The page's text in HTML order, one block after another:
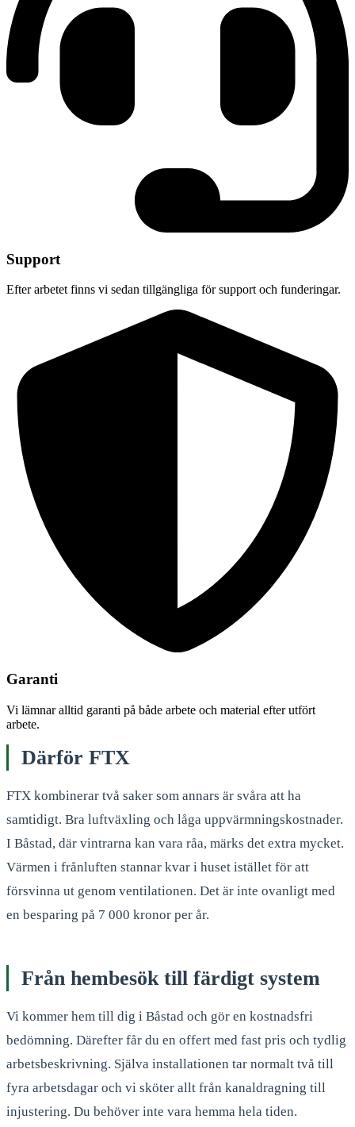
Support
Efter arbetet finns vi sedan tillgängliga för support och funderingar.
Garanti
Vi lämnar alltid garanti på både arbete och material efter utfört
arbete.
Därför FTX
FTX kombinerar två saker som annars är svåra att ha
samtidigt. Bra luftväxling och låga uppvärmningskostnader.
I Båstad, där vintrarna kan vara råa, märks det extra mycket.
Värmen i frånluften stannar kvar i huset istället för att
försvinna ut genom ventilationen. Det är inte ovanligt med
en besparing på 7 000 kronor per år.
Från hembesök till färdigt system
Vi kommer hem till dig i Båstad och gör en kostnadsfri
bedömning. Därefter får du en offert med fast pris och tydlig
arbetsbeskrivning. Själva installationen tar normalt två till
fyra arbetsdagar och vi sköter allt från kanaldragning till
injustering. Du behöver inte vara hemma hela tiden.